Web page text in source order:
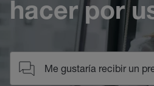
hacer por